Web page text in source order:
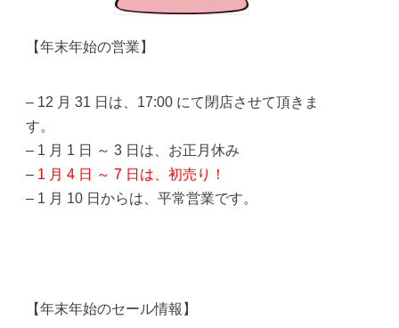
【年末年始の営業】
– 12 月 31 日は、17:00 にて閉店させて頂きま
す。
– 1 月 1 日 ～ 3 日は、お正月休み
– 1 月 4 日 ～ 7 日は、初売り！
– 1 月 10 日からは、平常営業です。
【年末年始のセール情報】